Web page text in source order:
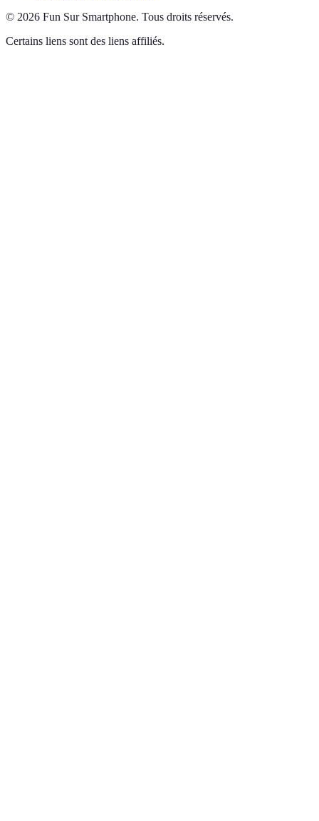
© 2026 Fun Sur Smartphone. Tous droits réservés.
Certains liens sont des liens affiliés.